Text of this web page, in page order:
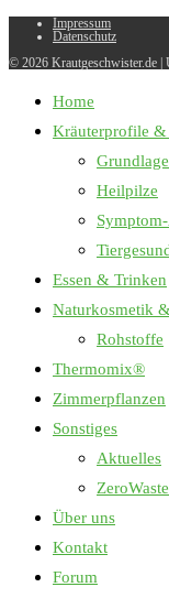
Impressum
Datenschutz
© 2026 Krautgeschwister.de
Home
Kräuterprofile
Heilpilze
Essen & Trinken
Naturkosmetik
Rohstoffe
Thermomix®
Zimmerpflanzen
Sonstiges
Aktuelles
Über uns
Kontakt
Forum